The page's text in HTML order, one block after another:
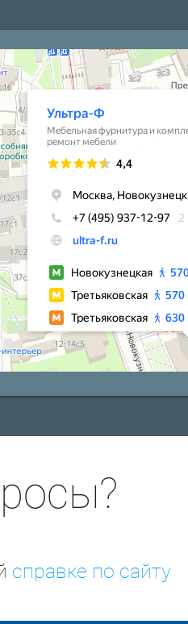
справке по сайту